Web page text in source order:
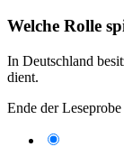
Welche Rolle
In Deutschland
dient.
Ende der